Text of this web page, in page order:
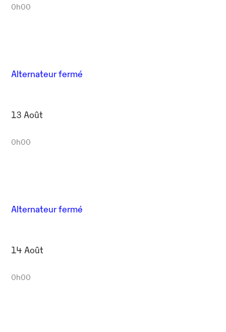
0h00
Alternateur fermé
13 Août
0h00
Alternateur fermé
14 Août
0h00